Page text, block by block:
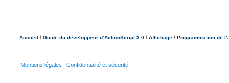
Accueil / Guide du développeur d’ActionScript 3.0 / Affichage / Programmation de
Mentions légales | Confidentialité et sécurité